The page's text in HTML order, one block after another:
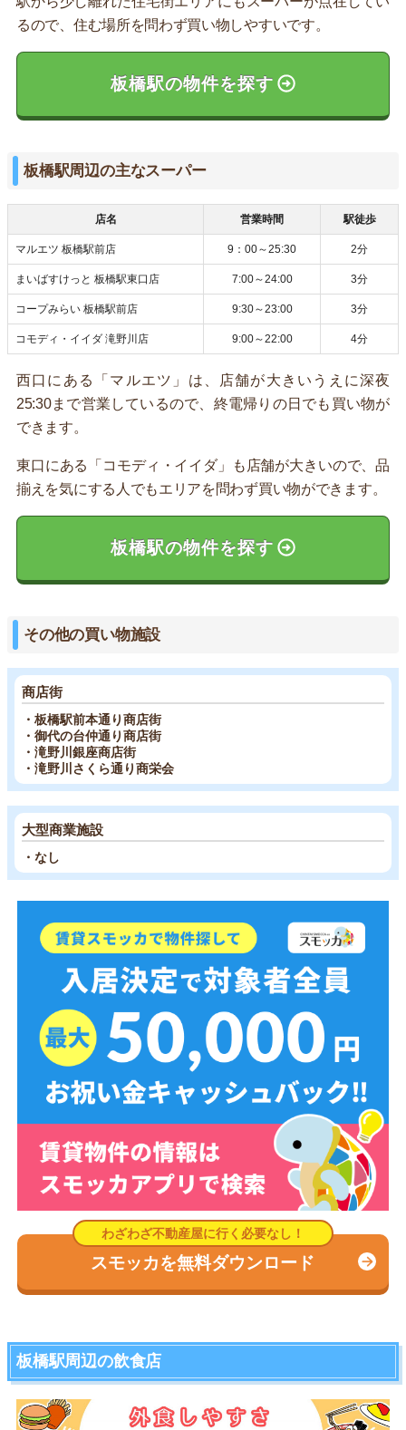
るので、住む場所を問わず買い物しやすいです。
板橋駅の物件を探す
板橋駅周辺の主なスーパー
店名 営業時間 駅徒歩
マルエツ 板橋駅前店 9：00～25:30 2分
まいばすけっと 板橋駅東口店 7:00～24:00 3分
コープみらい 板橋駅前店 9:30～23:00 3分
コモディ・イイダ 滝野川店 9:00～22:00 4分
西口にある「マルエツ」は、店舗が大きいうえに深夜
25:30まで営業しているので、終電帰りの日でも買い物が
できます。
東口にある「コモディ・イイダ」も店舗が大きいので、品
揃えを気にする人でもエリアを問わず買い物ができます。
板橋駅の物件を探す
その他の買い物施設
商店街
・板橋駅前本通り商店街
・御代の台仲通り商店街
・滝野川銀座商店街
・滝野川さくら通り商栄会
大型商業施設
・なし
スモッカを無料ダウンロード
板橋駅周辺の飲食店